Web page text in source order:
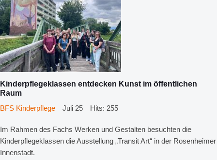
Kinderpflegeklassen entdecken Kunst im öffentlichen
Raum
BFS Kinderpflege
Juli 25 Hits: 255
Im Rahmen des Fachs Werken und Gestalten besuchten die
Kinderpflegeklassen die Ausstellung „Transit Art“ in der Rosenheimer
Innenstadt.